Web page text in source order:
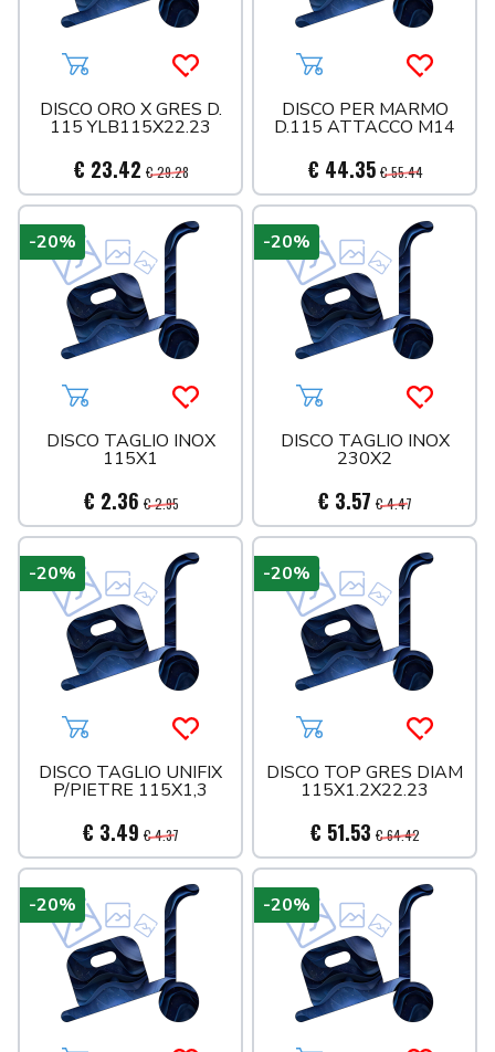
Aggiungi al carrelloAcquista più tardi
DISCO ORO X GRES D.
115 YLB115X22.23
€ 23.42 € 29.28
Aggiungi al carrello
DISCO PER MARMO
D.115 ATTACCO M14
€ 44.35 € 55.44
Aggiungi al carrelloAcquista più tardi
DISCO TAGLIO INOX
115X1
€ 2.36 € 2.95
-20%
Aggiungi al carrello
DISCO TAGLIO INOX
230X2
€ 3.57 € 4.47
-20%
Aggiungi al carrelloAcquista più tardi
DISCO TAGLIO UNIFIX
P/PIETRE 115X1,3
€ 3.49 € 4.37
-20%
Aggiungi al carrello
DISCO TOP GRES DIAM
115X1.2X22.23
€ 51.53 € 64.42
-20%
-20% -20%